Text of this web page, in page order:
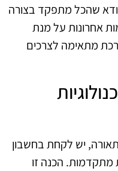
שהכל מתפקד בצורה
אחרונות על מנת
מתאימה לצרכים
יש לקחת בחשבון
מתקדמות. הכנה זו